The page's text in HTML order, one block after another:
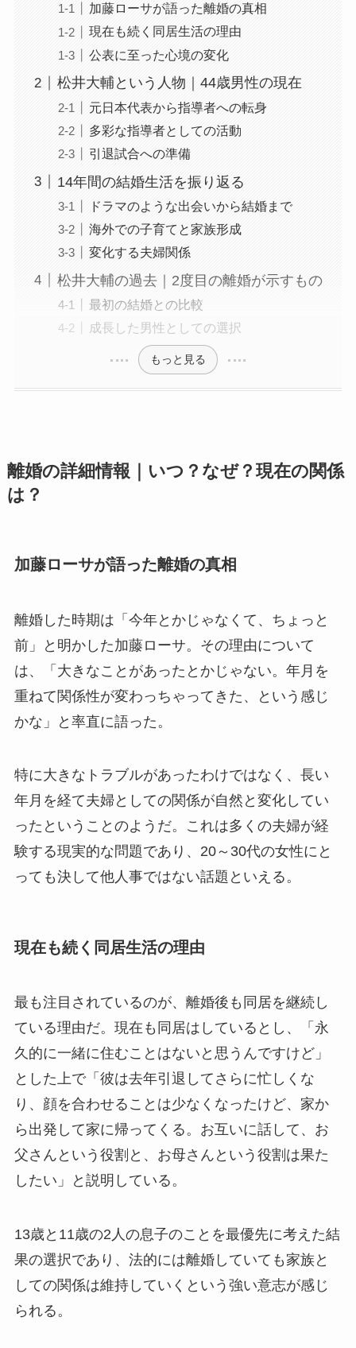
加藤ローサが語った離婚の真相
現在も続く同居生活の理由
公表に至った心境の変化
松井大輔という人物｜44歳男性の現在
元日本代表から指導者への転身
多彩な指導者としての活動
引退試合への準備
14年間の結婚生活を振り返る
ドラマのような出会いから結婚まで
海外での子育てと家族形成
変化する夫婦関係
松井大輔の過去｜2度目の離婚が示すもの
最初の結婚との比較
成長した男性としての選択
もっと見る
離婚の詳細情報｜いつ？なぜ？現在の関係
は？
加藤ローサが語った離婚の真相
離婚した時期は「今年とかじゃなくて、ちょっと
前」と明かした加藤ローサ。その理由について
は、「大きなことがあったとかじゃない。年月を
重ねて関係性が変わっちゃってきた、という感じ
かな」と率直に語った。
特に大きなトラブルがあったわけではなく、長い
年月を経て夫婦としての関係が自然と変化してい
ったということのようだ。これは多くの夫婦が経
験する現実的な問題であり、20～30代の女性にと
っても決して他人事ではない話題といえる。
現在も続く同居生活の理由
最も注目されているのが、離婚後も同居を継続し
ている理由だ。現在も同居はしているとし、「永
久的に一緒に住むことはないと思うんですけど」
とした上で「彼は去年引退してさらに忙しくな
り、顔を合わせることは少なくなったけど、家か
ら出発して家に帰ってくる。お互いに話して、お
父さんという役割と、お母さんという役割は果た
したい」と説明している。
13歳と11歳の2人の息子のことを最優先に考えた結
果の選択であり、法的には離婚していても家族と
しての関係は維持していくという強い意志が感じ
られる。